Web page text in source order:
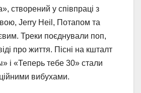
створений у співпраці з
Jerry Heil, Потапом та
Треки поєднували поп,
про життя. Пісні на кшталт
і «Теперь тебе 30» стали
вибухами.